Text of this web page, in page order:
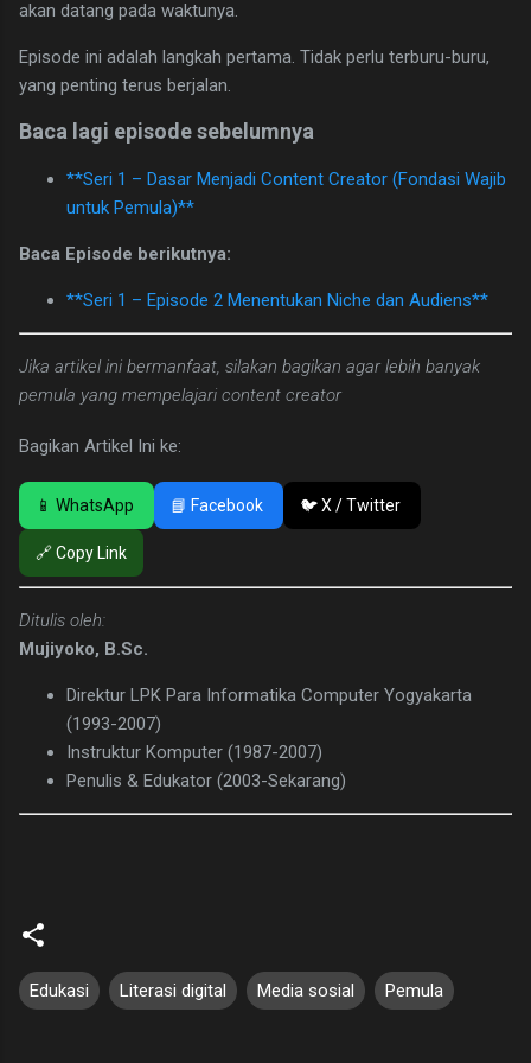
akan datang pada waktunya.
Episode ini adalah langkah pertama. Tidak perlu terburu-buru,
yang penting terus berjalan.
Baca lagi episode sebelumnya
**Seri 1 – Dasar Menjadi Content Creator (Fondasi Wajib
untuk Pemula)**
Baca Episode berikutnya:
**Seri 1 – Episode 2 Menentukan Niche dan Audiens**
Jika artikel ini bermanfaat, silakan bagikan agar lebih banyak
pemula yang mempelajari content creator
Bagikan Artikel Ini ke:
📱 WhatsApp 📘 Facebook 🐦 X / Twitter
🔗 Copy Link
Ditulis oleh:
Mujiyoko, B.Sc.
Direktur LPK Para Informatika Computer Yogyakarta
(1993-2007)
Instruktur Komputer (1987-2007)
Penulis & Edukator (2003-Sekarang)
Edukasi Literasi digital Media sosial Pemula